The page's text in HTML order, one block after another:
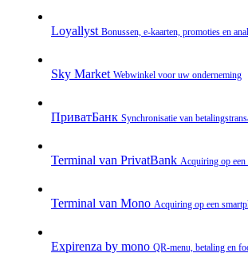
Loyallyst Bonussen, e‑kaarten, promoties en
Sky Market Webwinkel voor uw onderneming
ПриватБанк Synchronisatie van
Terminal van PrivatBank Acquiring op een
Terminal van Mono Acquiring op een
Expirenza by mono QR‑menu, betaling en